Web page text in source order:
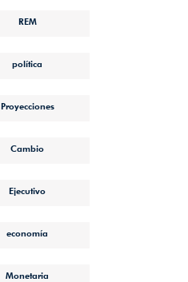
REM
política
Proyecciones
Cambio
Ejecutivo
economía
Monetaria